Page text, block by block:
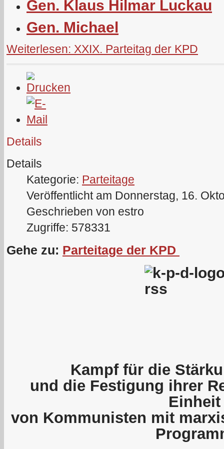
Gen. Klaus Hilmar Luckau
Gen. Michael
Weiterlesen: XXIX. Parteitag der KPD
Details
Details
Kategorie: Parteitage
Veröffentlicht am Donnerstag, 16.
Geschrieben von estro
Zugriffe: 578331
Gehe zu: Parteitage der KPD
Kampf für die
und die Festigung ihrer
Einheit
von Kommunisten mit